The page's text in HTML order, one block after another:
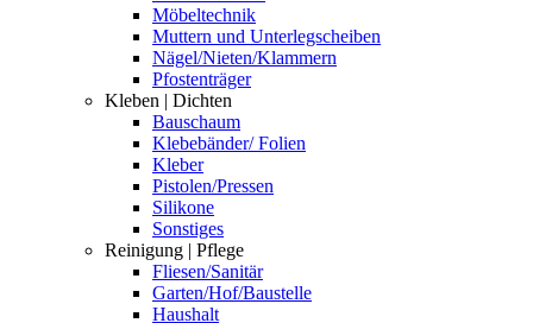
Möbeltechnik
Muttern und Unterlegscheiben
Nägel/Nieten/Klammern
Pfostenträger
Kleben | Dichten
Bauschaum
Klebebänder/ Folien
Kleber
Pistolen/Pressen
Silikone
Sonstiges
Reinigung | Pflege
Fliesen/Sanitär
Garten/Hof/Baustelle
Haushalt